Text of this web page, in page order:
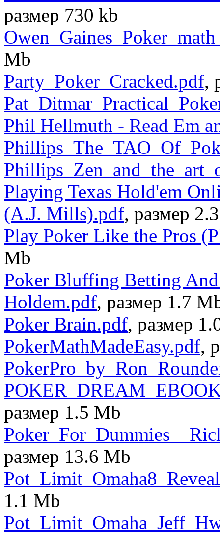
размер 730 kb
Mb
Party_Poker_Cracked.pdf,
Phil Hellmuth - Read Em
Playing Texas Hold'em
(A.J. Mills).pdf, размер
Play Poker Like the Pros
Mb
Poker Bluffing Betting
Holdem.pdf, размер 1.7
Poker Brain.pdf, размер
PokerMathMadeEasy.pdf,
размер 1.5 Mb
размер 13.6 Mb
1.1 Mb